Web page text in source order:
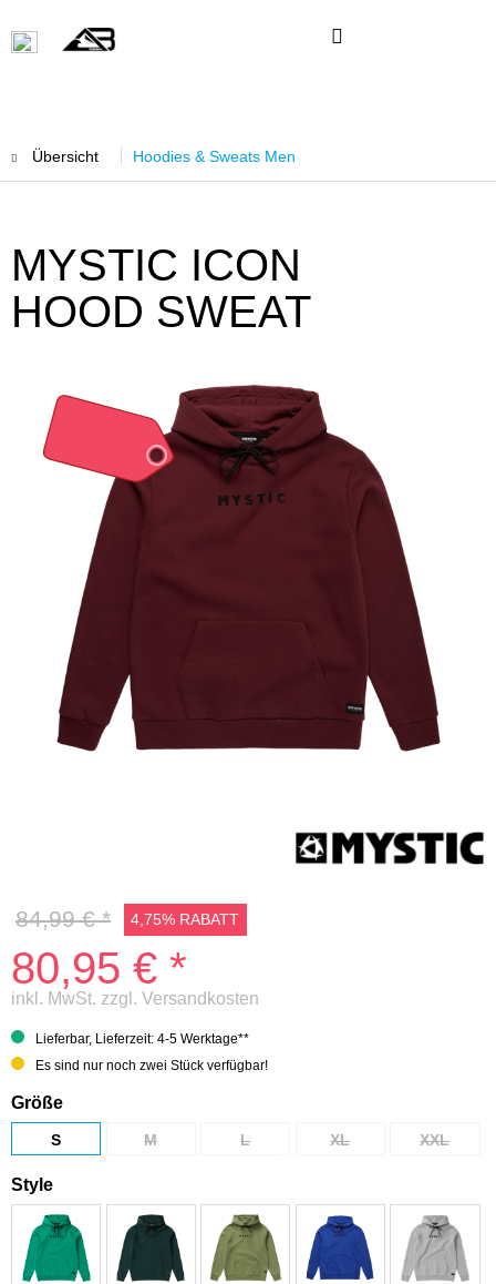
Übersicht Hoodies & Sweats Men
MYSTIC ICON
HOOD SWEAT
80,95 € *
inkl. MwSt. zzgl. Versandkosten
84,99 € * 4,75% RABATT
Lieferbar, Lieferzeit: 4-5 Werktage**
Es sind nur noch zwei Stück verfügbar!
Größe
S M L XL XXL
Style